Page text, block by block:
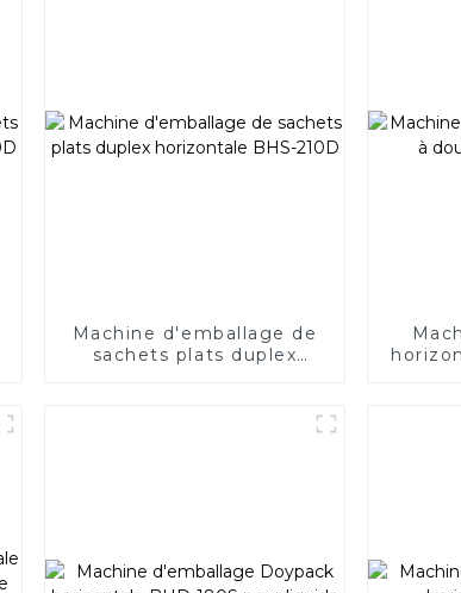
Machine d'emballage de
sachets plats duplex